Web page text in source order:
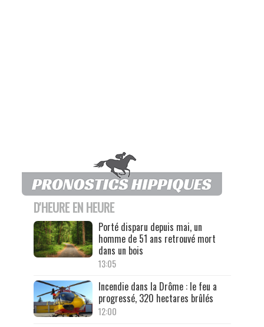
D'HEURE EN HEURE
Porté disparu depuis mai, un
homme de 51 ans retrouvé mort
dans un bois
13:05
Incendie dans la Drôme : le feu a
progressé, 320 hectares brûlés
12:00